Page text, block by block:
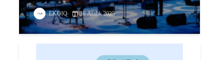
EKOIQ 16 Aralık 2025